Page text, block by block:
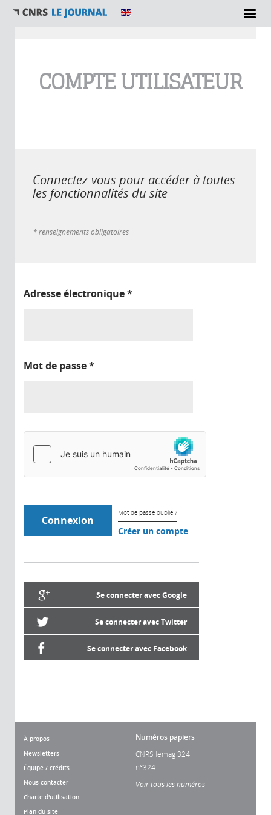
COMPTE UTILISATEUR
Connectez-vous pour accéder à toutes
les fonctionnalités du site
* renseignements obligatoires
Adresse électronique*
Mot de passe*
Mot de passe oublié ?
Créer un compte
Se connecter avec Google
Se connecter avec Twitter
Se connecter avec Facebook
À propos
Newsletters
Équipe / crédits
Nous contacter
Charte d'utilisation
Plan du site
Numéros papiers
CNRS lemag 324
n°324
Voir tous les numéros